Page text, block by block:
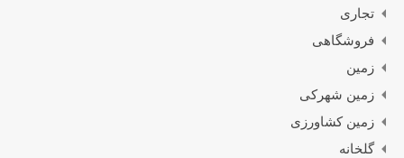
تجاری
فروشگاهی
زمین
زمین شهرکی
زمین کشاورزی
گلخانه